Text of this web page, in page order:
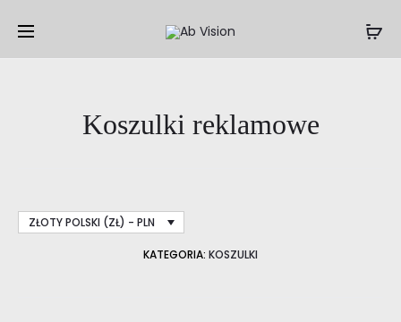
ŚCIANKA
Koszulki reklamowe
ZŁOTY POLSKI (ZŁ) - PLN
KATEGORIA: KOSZULKI